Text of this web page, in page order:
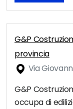
G&P
provincia
Via
G&P
occupa di